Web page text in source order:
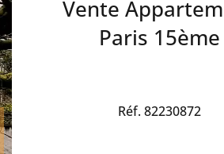
Vente
Paris 15ème
Réf. 82230872